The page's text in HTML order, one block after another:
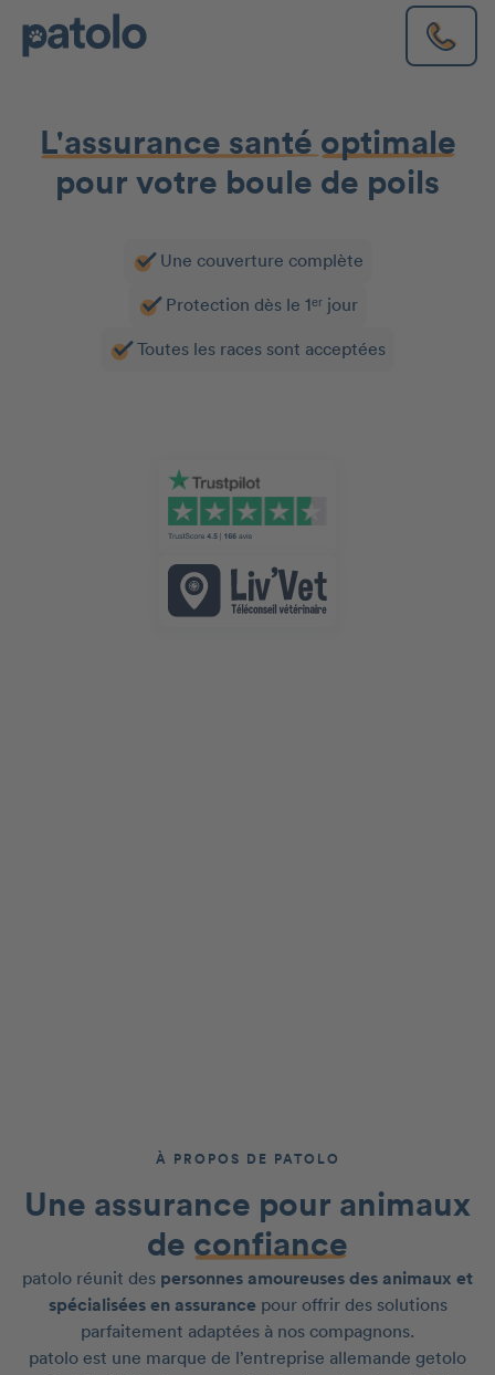
L'assurance santé optimale
pour votre boule de poils
Une couverture complète
Protection dès le 1ᵉʳ jour
Toutes les races sont acceptées
À PROPOS DE PATOLO
Une assurance pour animaux
de confiance
patolo réunit des personnes amoureuses des animaux et
spécialisées en assurance pour offrir des solutions
parfaitement adaptées à nos compagnons.
patolo est une marque de l’entreprise allemande getolo